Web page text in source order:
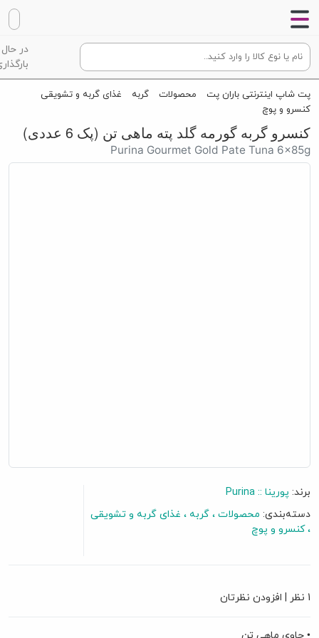
در حال
پت شاپ اینترنتی باران پت محصولات گربه
غذای گربه و تشویقی
کنسرو و پوچ
کنسرو گربه گورمه گلد پته ماهی تن (پک 6 عددی)
Purina Gourmet Gold Pate Tuna 6×85g
برند: پورینا :: Purina
دسته‌بندی: محصولات گربه
غذای گربه و تشویقی
کنسرو و پوچ
1 نظر افزودن نظرتان
• حاوی ماهی تن